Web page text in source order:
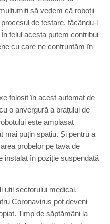
să vedem că roboții
de testare, făcându-l
felul acesta putem contribui
cu care ne confruntăm în
folosit în acest automat de
o anvergură a brațului de
este amplasat
mai puțin spațiu. Și pentru a
probelor pe tava de
instalat în poziție suspendată
util sectorului medical,
Coronavirus pot deveni
Timp de săptămâni la